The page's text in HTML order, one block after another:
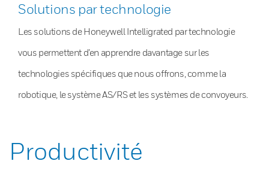
Solutions par technologie
Les solutions de Honeywell Intelligrated par technologie
vous permettent d’en apprendre davantage sur les
technologies spécifiques que nous offrons, comme la
robotique, le système AS/RS et les systèmes de convoyeurs.
Productivité